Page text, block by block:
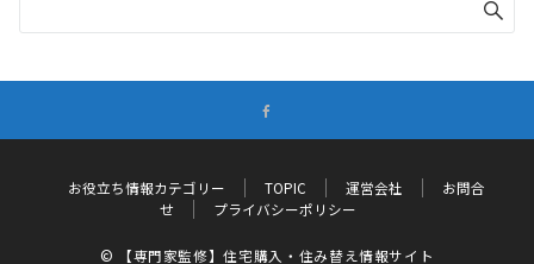
立
お役立ち情報カテゴリー TOPIC 運営会社
お問合
せ
プライバシーポリシー
© 【専門家監修】住宅購入・住み替え情報サイト